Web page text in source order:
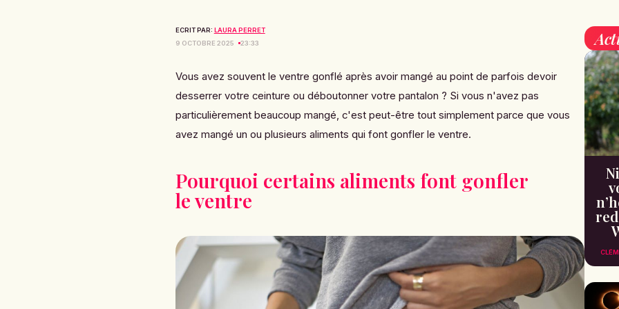
ECRIT PAR: LAURA PERRET
9 OCTOBRE 2025
23:33
Vous avez souvent le ventre gonflé après avoir mangé au point de parfois devoir
desserrer votre ceinture ou déboutonner votre pantalon ? Si vous n'avez pas
particulièrement beaucoup mangé, c'est peut-être tout simplement parce que vous
avez mangé un ou plusieurs aliments qui font gonfler le ventre.
Pourquoi certains aliments font gonfler
le ventre